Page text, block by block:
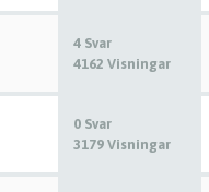
4 Svar
4162 Visningar
0 Svar
3179 Visningar